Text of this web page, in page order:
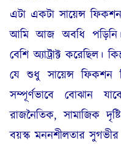
এটা একটা সায়েন্স
আমি আজ অবধি
বেশি অ্যাট্রাক্ট
যে শুধু সায়েন্স ফিকশন
সম্পূর্ণভাবে বোঝান
রাজনৈতিক, সামাজিক
বয়স্ক মননশীলতার সুগভীর